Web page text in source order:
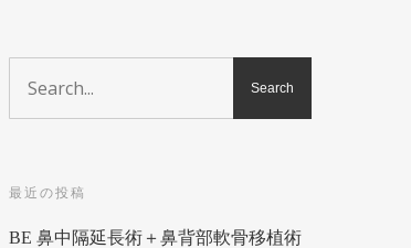
最近の投稿
BE 鼻中隔延長術＋鼻背部軟骨移植術